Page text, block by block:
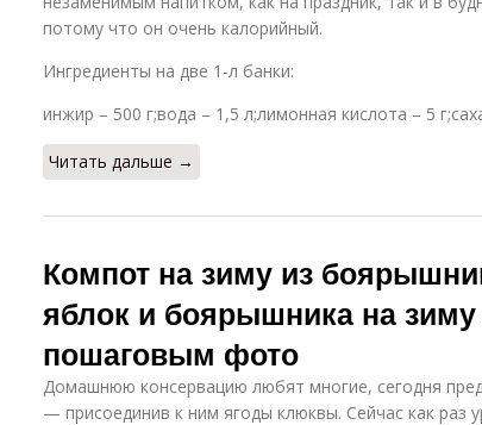
потому что он очень калорийный.
Ингредиенты на две 1-л банки:
инжир – 500 г;вода – 1,5 л;лимонная кислота – 5
Читать дальше →
Компот на зиму из
яблок и боярышника на
пошаговым фото
Домашнюю консервацию любят многие, сегодня
— присоединив к ним ягоды клюквы. Сейчас как раз